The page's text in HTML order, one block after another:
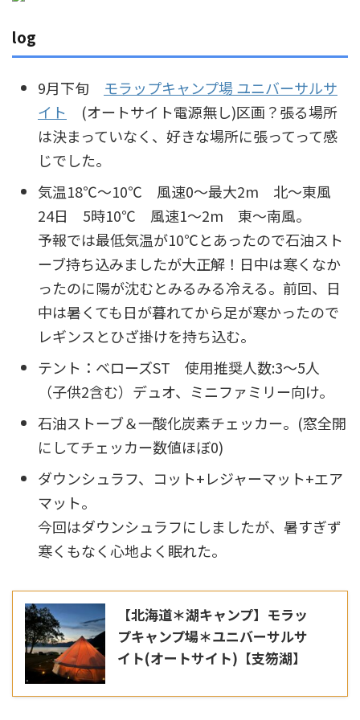
log
9月下旬 モラップキャンプ場 ユニバーサルサ
イト
(オートサイト電源無し)区画？張る場所
は決まっていなく、好きな場所に張ってって感
じでした。
気温18℃～10℃ 風速0～最大2m 北～東風
24日 5時10℃ 風速1～2m 東～南風。
予報では最低気温が10℃とあったので石油スト
ーブ持ち込みましたが大正解！日中は寒くなか
ったのに陽が沈むとみるみる冷える。前回、日
中は暑くても日が暮れてから足が寒かったので
レギンスとひざ掛けを持ち込む。
テント：ベローズST 使用推奨人数:3～5人
（子供2含む）デュオ、ミニファミリー向け。
石油ストーブ＆一酸化炭素チェッカー。(窓全開
にしてチェッカー数値ほぼ0)
ダウンシュラフ、コット+レジャーマット+エア
マット。
今回はダウンシュラフにしましたが、暑すぎず
寒くもなく心地よく眠れた。
【北海道＊湖キャンプ】モラッ
プキャンプ場＊ユニバーサルサ
イト(オートサイト)【支笏湖】